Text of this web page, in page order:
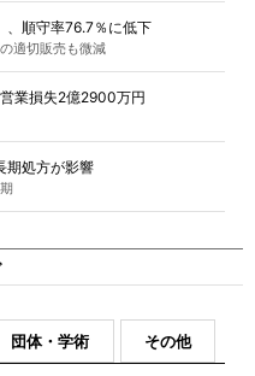
、順守率76.7％に低下
適切販売も微減
業損失2億2900万円
期処方が影響
団体・学術 その他